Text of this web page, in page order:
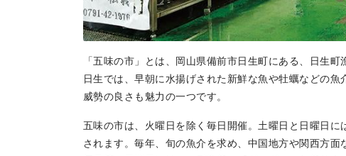
地場産品/ツクリビト
Local products
「五味の市」とは、岡山県備前市日生町にある、日生
日生では、早朝に水揚げされた新鮮な魚や牡蠣などの
威勢の良さも魅力の一つです。
五味の市は、火曜日を除く毎日開催。土曜日と日曜日
されます。毎年、旬の魚介を求め、中国地方や関西方面